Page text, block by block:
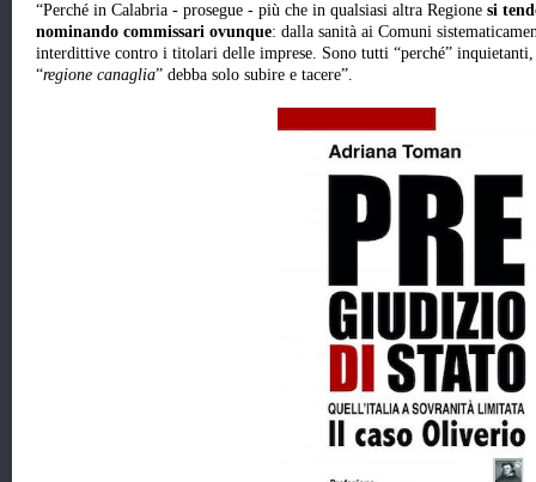
“Perché in Calabria - prosegue - più che in qualsiasi altra Regione si
nominando commissari ovunque: dalla sanità ai Comuni
interdittive contro i titolari delle imprese. Sono tutti “perché” inquietanti,
“regione canaglia” debba solo subire e tacere”.